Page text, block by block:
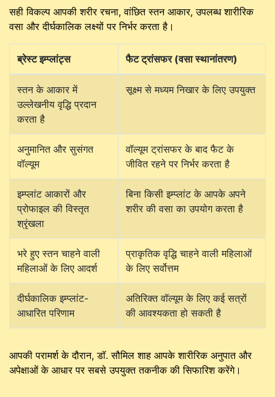
सही विकल्प आपकी शरीर रचना, वांछित स्तन आकार, उपलब्ध शारीरिक
वसा और दीर्घकालिक लक्ष्यों पर निर्भर करता है।
ब्रेस्ट इम्प्लांट्स फैट ट्रांसफर (वसा स्थानांतरण)
स्तन के आकार में
उल्लेखनीय वृद्धि प्रदान
करता है
सूक्ष्म से मध्यम निखार के लिए उपयुक्त
अनुमानित और सुसंगत
वॉल्यूम
वॉल्यूम ट्रांसफर के बाद फैट के
जीवित रहने पर निर्भर करता है
इम्प्लांट आकारों और
प्रोफाइल की विस्तृत
श्रृंखला
बिना किसी इम्प्लांट के आपके अपने
शरीर की वसा का उपयोग करता है
भरे हुए स्तन चाहने वाली
महिलाओं के लिए आदर्श
प्राकृतिक वृद्धि चाहने वाली महिलाओं
के लिए सर्वोत्तम
दीर्घकालिक इम्प्लांट-
आधारित परिणाम
अतिरिक्त वॉल्यूम के लिए कई सत्रों
की आवश्यकता हो सकती है
आपकी परामर्श के दौरान, डॉ. सौमिल शाह आपके शारीरिक अनुपात और
अपेक्षाओं के आधार पर सबसे उपयुक्त तकनीक की सिफारिश करेंगे।